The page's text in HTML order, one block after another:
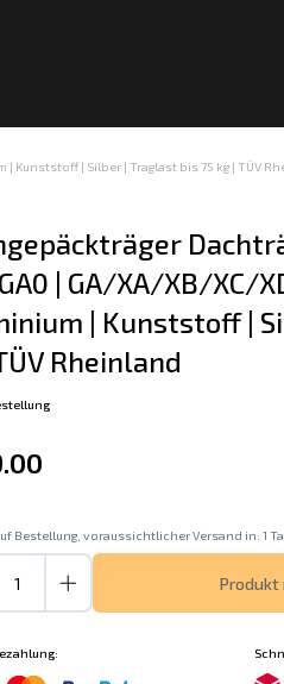
| Kunststoff | Silber | Traglast bis 75 kg | TÜV
| GA/XA/XB/XC/
| Kunststoff |
Rheinland
Bestellung, voraussichtlicher Versand in: 1